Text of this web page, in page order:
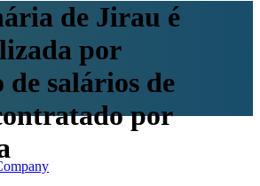
de Jirau é
por
de salários de
por